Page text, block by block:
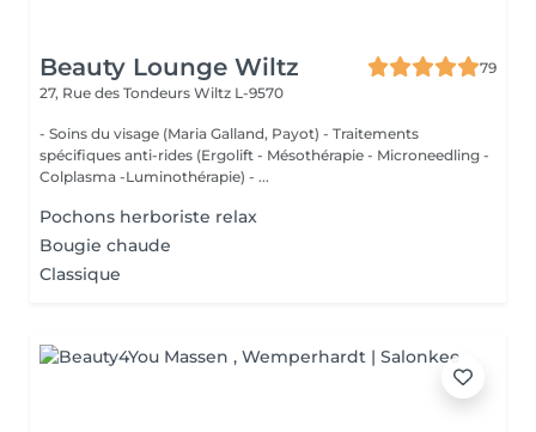
Beauty Lounge Wiltz
79
27, Rue des Tondeurs Wiltz L-9570
- Soins du visage (Maria Galland, Payot) - Traitements
spécifiques anti-rides (Ergolift - Mésothérapie - Microneedling -
Colplasma -Luminothérapie) - ...
Pochons herboriste relax
Bougie chaude
Classique